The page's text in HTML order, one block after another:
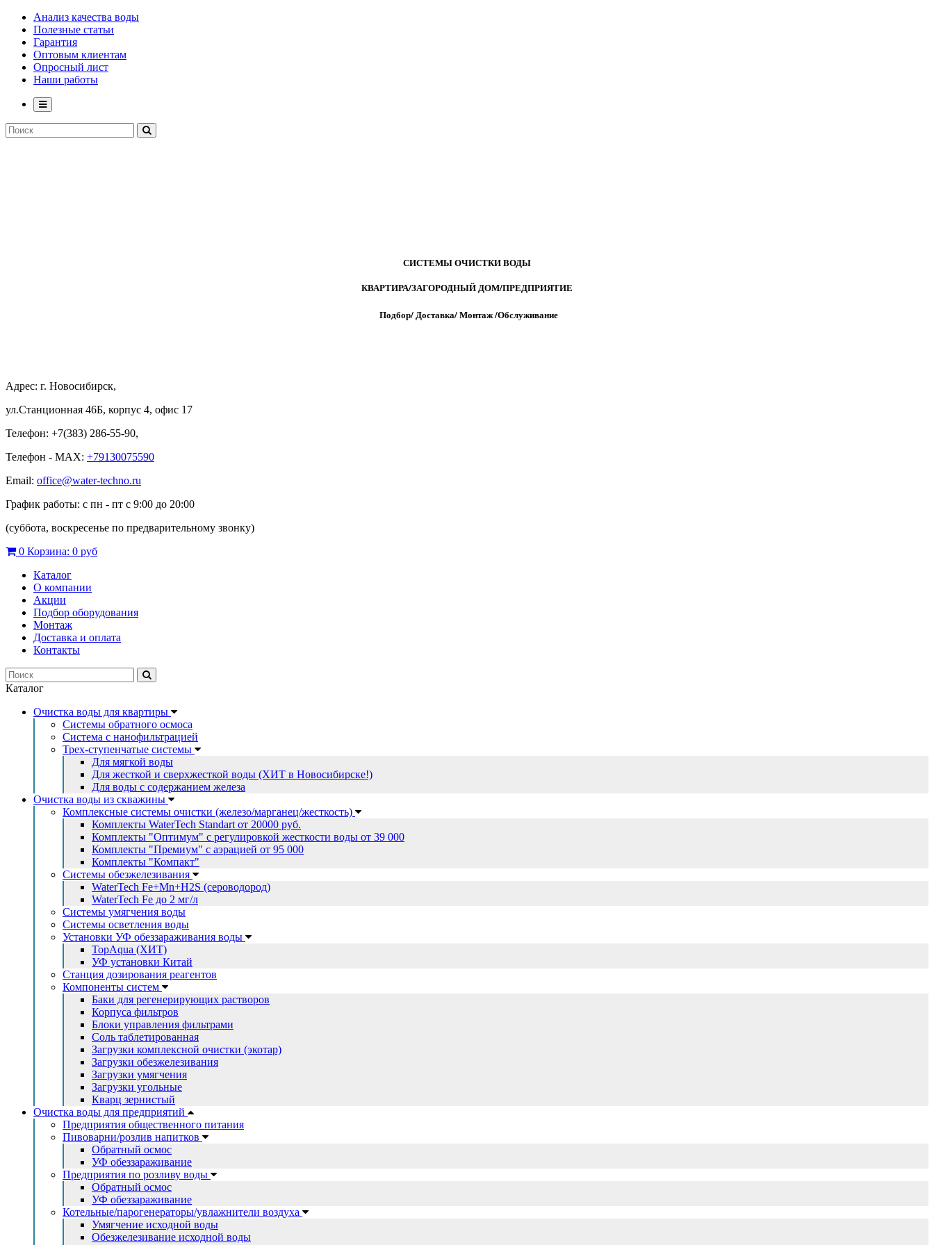
Анализ качества воды
Полезные статьи
Гарантия
Оптовым клиентам
Опросный лист
Наши работы
СИСТЕМЫ ОЧИСТКИ ВОДЫ
КВАРТИРА/ЗАГОРОДНЫЙ ДОМ/ПРЕДПРИЯТИЕ
Подбор/Доставка/Монтаж/Обслуживание
Адрес: г. Новосибирск,
ул.Станционная 46Б, корпус 4, офис 17
Телефон: +7(383) 286-55-90,
Телефон - MAX: +79130075590
Email: office@water-techno.ru
График работы: с пн - пт с 9:00 до 20:00
(суббота, воскресенье по предварительному звонку)
0 Корзина: 0 руб
Каталог
О компании
Акции
Подбор оборудования
Монтаж
Доставка и оплата
Контакты
Каталог
Очистка воды для квартиры
Системы обратного осмоса
Система с нанофильтрацией
Трех-ступенчатые системы
Для мягкой воды
Для жесткой и сверхжесткой воды (ХИТ в Новосибирске!)
Для воды с содержанием железа
Очистка воды из скважины
Комплексные системы очистки (железо/марганец/жесткость)
Комплекты WaterTech Standart от 20000 руб.
Комплекты "Оптимум" с регулировкой жесткости воды от 39 000
Комплекты "Премиум" с аэрацией от 95 000
Комплекты "Компакт"
Системы обезжелезивания
WaterTech Fe+Mn+H2S (сероводород)
WaterTech Fe до 2 мг/л
Системы умягчения воды
Системы осветления воды
Установки УФ обеззараживания воды
TopAqua (ХИТ)
УФ установки Китай
Станция дозирования реагентов
Компоненты систем
Баки для регенерирующих растворов
Корпуса фильтров
Блоки управления фильтрами
Соль таблетированная
Загрузки комплексной очистки (экотар)
Загрузки обезжелезивания
Загрузки умягчения
Загрузки угольные
Кварц зернистый
Очистка воды для предприятий
Предприятия общественного питания
Пивоварни/розлив напитков
Обратный осмос
УФ обеззараживание
Предприятия по розливу воды
Обратный осмос
УФ обеззараживание
Котельные/парогенераторы/увлажнители воздуха
Умягчение исходной воды
Обезжелезивание исходной воды